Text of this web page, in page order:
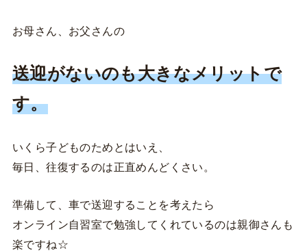
お母さん、お父さんの
送迎がないのも大きなメリットで
す。
いくら子どものためとはいえ、
毎日、往復するのは正直めんどくさい。
準備して、車で送迎することを考えたら
オンライン自習室で勉強してくれているのは親御さんも
楽ですね☆